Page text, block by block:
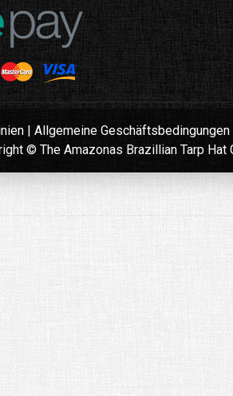
| Allgemeine Geschäftsbedingungen
© The Amazonas Brazillian Tarp Hat